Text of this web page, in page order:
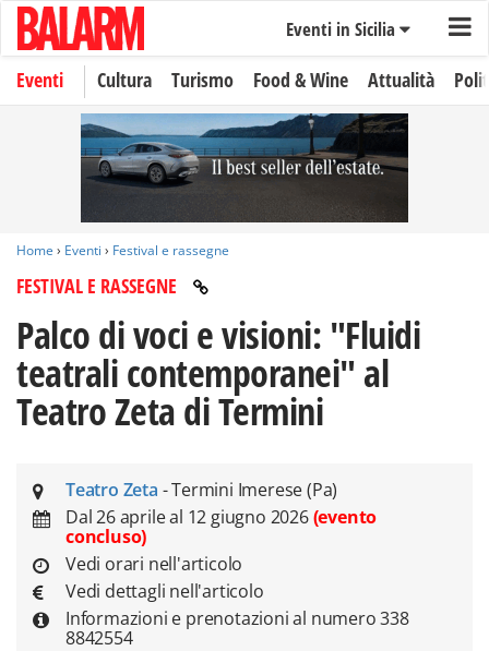
Eventi in Sicilia
Eventi Cultura Turismo Food & Wine Attualità
Home › Eventi › Festival e rassegne
FESTIVAL E RASSEGNE
Palco di voci e visioni: "Fluidi
teatrali contemporanei" al
Teatro Zeta di Termini
Teatro Zeta - Termini Imerese (Pa)
Dal 26 aprile al 12 giugno 2026(evento
concluso)
Vedi orari nell'articolo
Vedi dettagli nell'articolo
Informazioni e prenotazioni al numero 338
8842554